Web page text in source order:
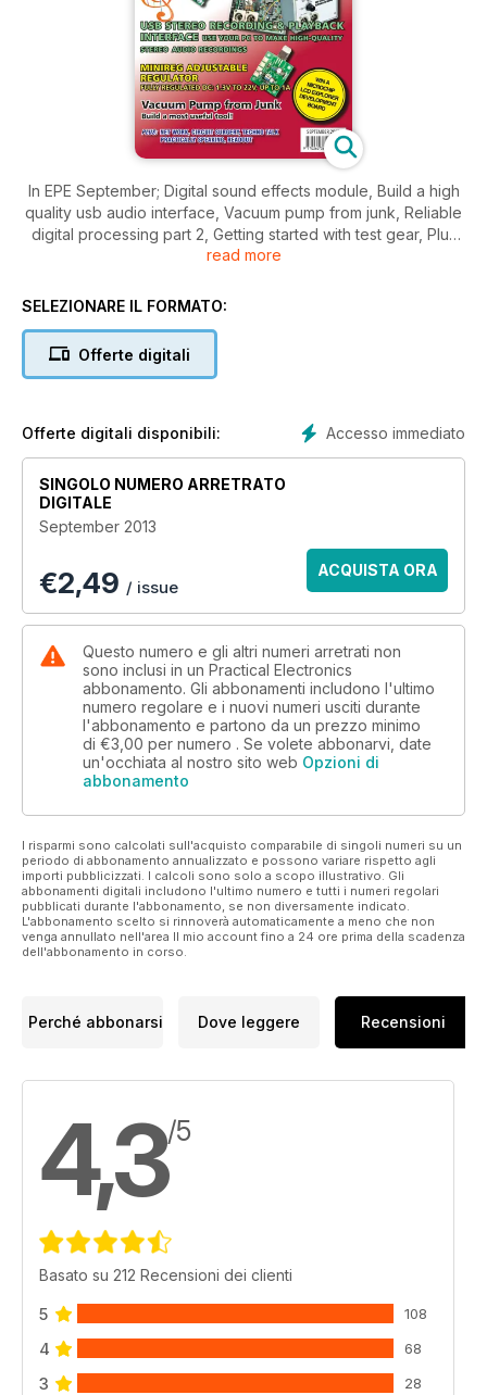
In EPE September; Digital sound effects module, Build a high
quality usb audio interface, Vacuum pump from junk, Reliable
digital processing part 2, Getting started with test gear, Plus
regular favourites; Techno Talk, Jump Start, Max's Cool
read more
SELEZIONARE IL FORMATO:
Offerte digitali
Accesso immediato
Offerte digitali disponibili:
SINGOLO NUMERO ARRETRATO
DIGITALE
September 2013
€2,49 / issue
ACQUISTA ORA
Questo numero e gli altri numeri arretrati non
sono inclusi in un Practical Electronics
abbonamento. Gli abbonamenti includono l'ultimo
numero regolare e i nuovi numeri usciti durante
l'abbonamento e partono da un prezzo minimo
di €3,00 per numero . Se volete abbonarvi, date
un'occhiata al nostro sito web Opzioni di
abbonamento
I risparmi sono calcolati sull'acquisto comparabile di singoli numeri su un
periodo di abbonamento annualizzato e possono variare rispetto agli
importi pubblicizzati. I calcoli sono solo a scopo illustrativo. Gli
abbonamenti digitali includono l'ultimo numero e tutti i numeri regolari
pubblicati durante l'abbonamento, se non diversamente indicato.
L'abbonamento scelto si rinnoverà automaticamente a meno che non
venga annullato nell'area Il mio account fino a 24 ore prima della scadenza
dell'abbonamento in corso.
Perché abbonarsi Dove leggere Recensioni
4,3/5
Basato su 212 Recensioni dei clienti
5 108
4 68
3 28